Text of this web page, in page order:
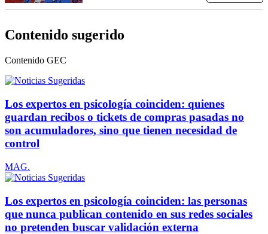
Contenido sugerido
Contenido GEC
Los expertos en psicología coinciden: quienes
guardan recibos o tickets de compras pasadas no
son acumuladores, sino que tienen necesidad de
control
MAG.
Los expertos en psicología coinciden: las personas
que nunca publican contenido en sus redes sociales
no pretenden buscar validación externa